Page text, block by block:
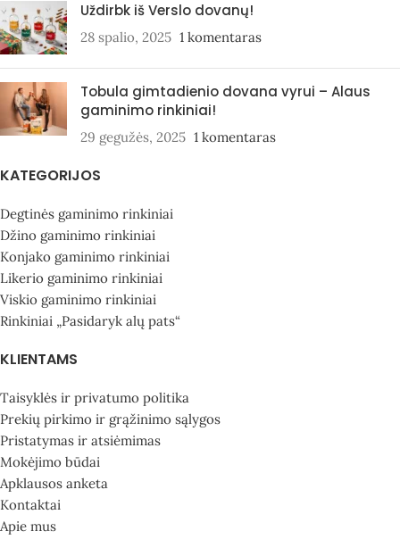
Uždirbk iš Verslo dovanų!
28 spalio, 2025 1 komentaras
Tobula gimtadienio dovana vyrui – Alaus
gaminimo rinkiniai!
29 gegužės, 2025 1 komentaras
KATEGORIJOS
Degtinės gaminimo rinkiniai
Džino gaminimo rinkiniai
Konjako gaminimo rinkiniai
Likerio gaminimo rinkiniai
Viskio gaminimo rinkiniai
Rinkiniai „Pasidaryk alų pats“
KLIENTAMS
Taisyklės ir privatumo politika
Prekių pirkimo ir grąžinimo sąlygos
Pristatymas ir atsiėmimas
Mokėjimo būdai
Apklausos anketa
Kontaktai
Apie mus